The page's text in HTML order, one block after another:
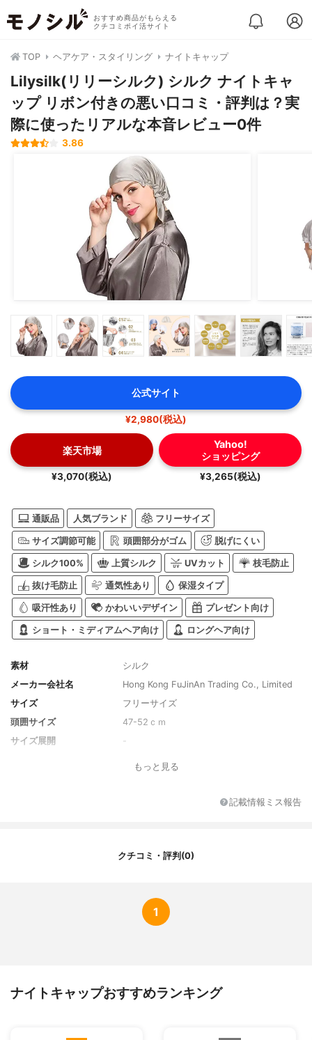
おすすめ商品がもらえる
クチコミポイ活サイト
TOP ヘアケア・スタイリング ナイトキャップ
Lilysilk(リリーシルク) シルク ナイトキャ
ップ リボン付きの悪い口コミ・評判は？実
際に使ったリアルな本音レビュー0件
3.86
公式サイト
¥2,980(税込)
楽天市場
¥3,070(税込)
Yahoo!
ショッピング
¥3,265(税込)
通販品 人気ブランド フリーサイズ
サイズ調節可能 頭囲部分がゴム 脱げにくい
シルク100% 上質シルク UVカット 枝毛防止
抜け毛防止 通気性あり 保湿タイプ
吸汗性あり かわいいデザイン プレゼント向け
ショート・ミディアムヘア向け ロングヘア向け
素材
シルク
メーカー会社名
Hong Kong FuJinAn Trading Co., Limited
サイズ
フリーサイズ
頭囲サイズ
47-52ｃｍ
サイズ展開
シルバーグレー
もっと見る
記載情報ミス報告
クチコミ・評判(0)
1
ナイトキャップおすすめランキング